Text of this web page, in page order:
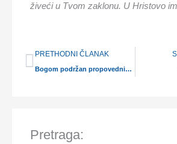
živeći u Tvom zaklonu. U Hristovo
Prev
PRETHODNI ČLANAK
Bogom podržan propovednik (5)
Pretraga: